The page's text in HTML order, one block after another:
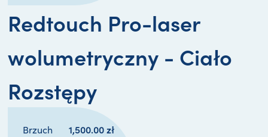
Redtouch Pro-laser
wolumetryczny - Ciało
Rozstępy
Brzuch 1,500.00 zł